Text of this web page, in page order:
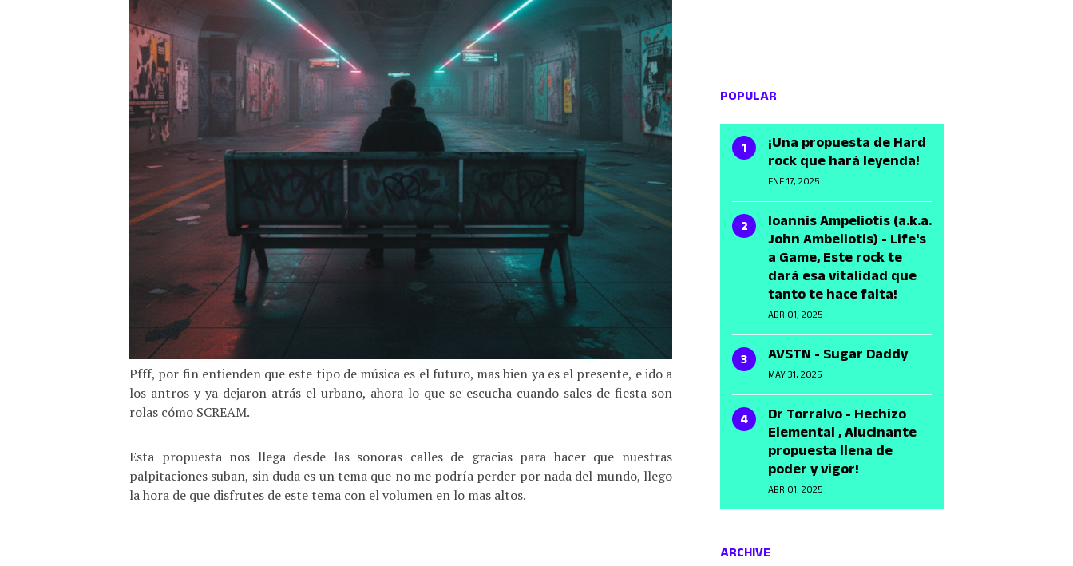
Pfff, por fin entienden que este tipo de música es el futuro, mas bien ya es el presente, e ido a
los antros y ya dejaron atrás el urbano, ahora lo que se escucha cuando sales de fiesta son
rolas cómo SCREAM.
Esta propuesta nos llega desde las sonoras calles de gracias para hacer que nuestras
palpitaciones suban, sin duda es un tema que no me podría perder por nada del mundo, llego
la hora de que disfrutes de este tema con el volumen en lo mas altos.
POPULAR
¡Una propuesta de Hard
rock que hará leyenda!
ENE 17, 2025
Ioannis Ampeliotis (a.k.a.
John Ambeliotis) - Life's
a Game, Este rock te
dará esa vitalidad que
tanto te hace falta!
ABR 01, 2025
AVSTN - Sugar Daddy
MAY 31, 2025
Dr Torralvo - Hechizo
Elemental , Alucinante
propuesta llena de
poder y vigor!
ABR 01, 2025
ARCHIVE